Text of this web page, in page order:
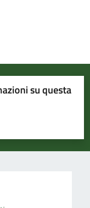
su questa